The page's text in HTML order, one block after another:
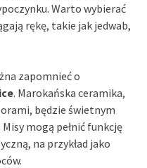
Warto wybierać
rękę, takie jak jedwab,
zapomnieć o
. Marokańska ceramika,
będzie świetnym
mogą pełnić funkcję
na przykład jako